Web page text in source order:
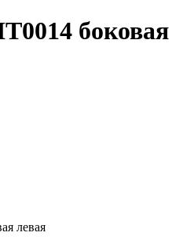
боковая